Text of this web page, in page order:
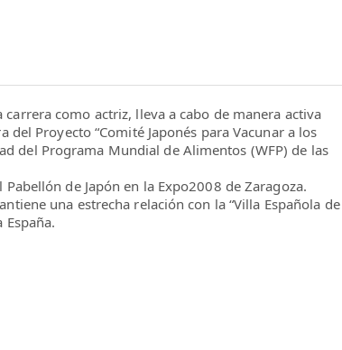
como actriz, lleva a cabo de manera activa
Proyecto “Comité Japonés para Vacunar a los
del Programa Mundial de Alimentos (WFP) de las
de Japón en la Expo2008 de Zaragoza.
una estrecha relación con la “Villa Española de